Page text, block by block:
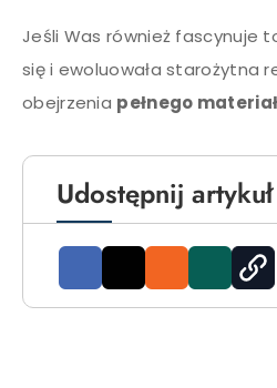
Jeśli Was również fascynuje
się i ewoluowała starożytna
obejrzenia pełnego
Udostępnij artykuł